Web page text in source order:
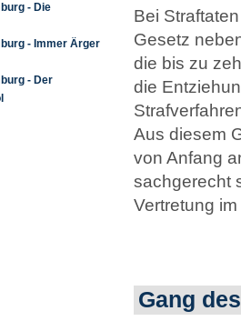
- Die
- Immer Ärger
- Der
Bei
Gesetz
die bis zu
die
Aus diesem
von Anfang
sachgerecht
Vertretung
Gang